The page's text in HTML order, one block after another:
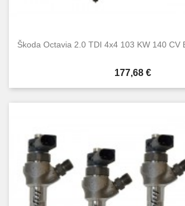
Škoda Octavia 2.0 TDI 4x4 103 KW 140 CV
Prezzo
177,68 €